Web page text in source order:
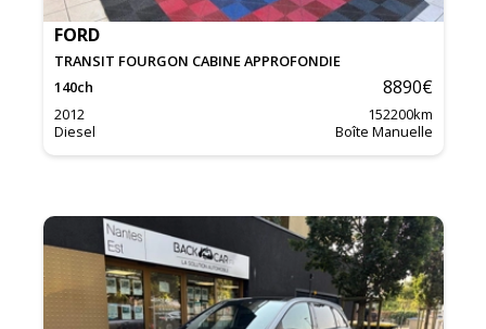
FORD
TRANSIT FOURGON CABINE APPROFONDIE
140ch 8890€
2012 152200km
Diesel
Boîte Manuelle